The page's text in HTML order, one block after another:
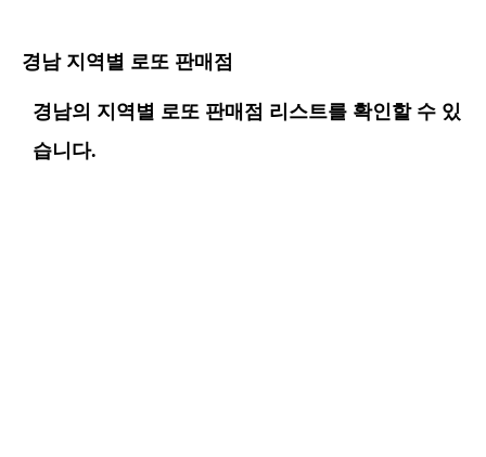
경남 지역별 로또 판매점
경남의 지역별 로또 판매점 리스트를 확인할 수 있
습니다.